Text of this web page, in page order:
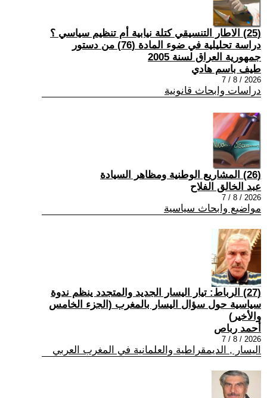
(25) الاطار التنسيقي كتلة نيابية أم تنظيم سياسي ؟
دراسة تحليلية في ضوء المادة (76) من دستور
جمهورية العراق لسنة 2005
طيف باسم هادي
2026 / 8 / 7
دراسات وابحاث قانونية
(26) المشاريع الوطنية ومظاهر السيادة
عبد الخالق الفلاح
2026 / 8 / 7
مواضيع وابحاث سياسية
(27) الرباط: تيار اليسار الجديد والمتجدد ينظم ندوة
سياسية حول سؤال اليسار بالمغرب (الجزء الخامس
والأخير)
أحمد رباص
2026 / 8 / 7
اليسار , الديمقراطية والعلمانية في المغرب العربي